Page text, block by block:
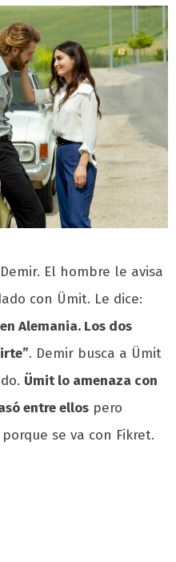
El hombre le avisa
con Ümit. Le dice:
Alemania. Los dos
. Demir busca a Ümit
Ümit lo amenaza con
entre ellos pero
se va con Fikret.